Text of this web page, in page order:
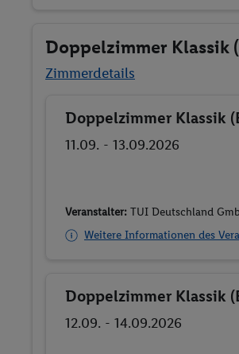
Doppelzimmer Klassik
Zimmerdetails
Buchen
Doppelzimmer Klassik
11.09. - 13.09.2026
Veranstalter: TUI Deutschland
Weitere Informationen des
Buchen
Doppelzimmer Klassik
12.09. - 14.09.2026